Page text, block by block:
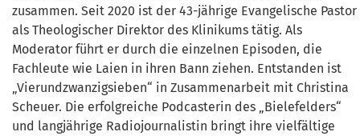
zusammen. Seit 2020 ist der 43-jährige Evangelische Pastor
als Theologischer Direktor des Klinikums tätig. Als
Moderator führt er durch die einzelnen Episoden, die
Fachleute wie Laien in ihren Bann ziehen. Entstanden ist
„Vierundzwanzigsieben“ in Zusammenarbeit mit Christina
Scheuer. Die erfolgreiche Podcasterin des „Bielefelders“
und langjährige Radiojournalistin bringt ihre vielfältige